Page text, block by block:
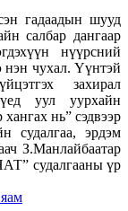
гадаадын шууд
салбар дангаар
нүүрсний
нэн чухал. Үүнтэй
захирал
уул уурхайн
нь” сэдвээр
судалгаа, эрдэм
З.Манлайбаатар
судалгааны үр